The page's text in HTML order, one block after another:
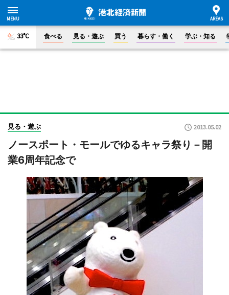
33°C 食べる 見る・遊ぶ 買う 暮らす・働く 学ぶ・知る
見る・遊ぶ 2013.05.02
ノースポート・モールでゆるキャラ祭り－開
業6周年記念で